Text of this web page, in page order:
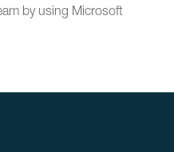
by using Microsoft